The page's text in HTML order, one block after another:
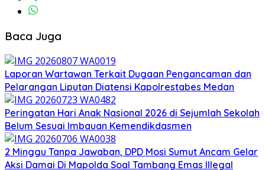
Baca Juga
Laporan Wartawan Terkait Dugaan Pengancaman dan
Pelarangan Liputan Diatensi Kapolrestabes Medan
Peringatan Hari Anak Nasional 2026 di Sejumlah Sekolah
Belum Sesuai Imbauan Kemendikdasmen
2 Minggu Tanpa Jawaban, DPD Mosi Sumut Ancam Gelar
Aksi Damai Di Mapolda Soal Tambang Emas Illegal